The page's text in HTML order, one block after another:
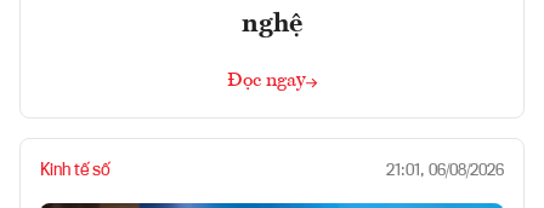
nghệ
Đọc ngay
Kinh tế số 21:01, 06/08/2026